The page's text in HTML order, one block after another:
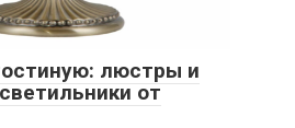
люстры и
от